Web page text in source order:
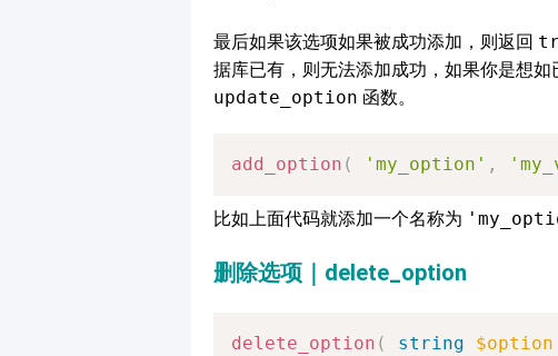
最后如果该选项如果被成功添加，则返回
据库已有，则无法添加成功，如果你是想
update_option 函数。
add_option ( 'my_option' ,
比如上面代码就添加一个名称为
删除选项｜delete_option
delete_option ( string $option